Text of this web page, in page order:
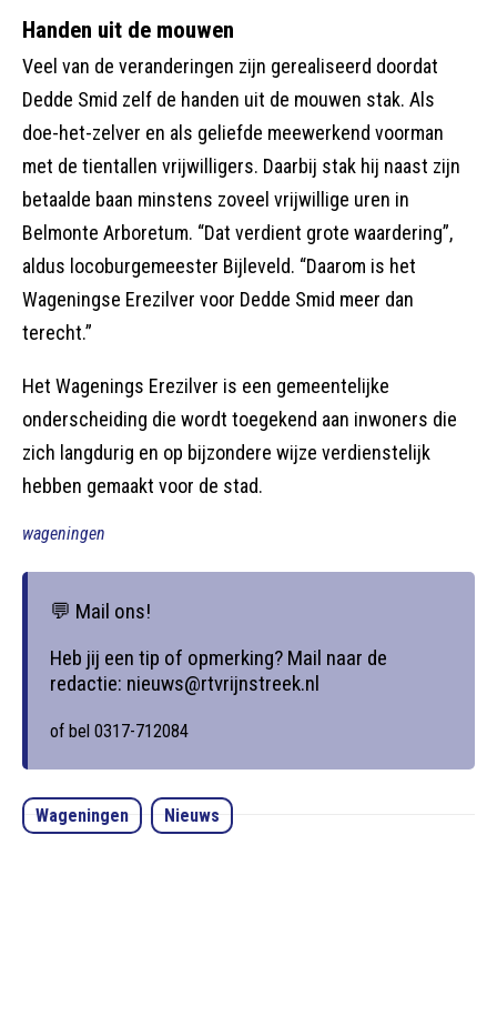
Handen uit de mouwen
Veel van de veranderingen zijn gerealiseerd doordat
Dedde Smid zelf de handen uit de mouwen stak. Als
doe-het-zelver en als geliefde meewerkend voorman
met de tientallen vrijwilligers. Daarbij stak hij naast zijn
betaalde baan minstens zoveel vrijwillige uren in
Belmonte Arboretum. “Dat verdient grote waardering”,
aldus locoburgemeester Bijleveld. “Daarom is het
Wageningse Erezilver voor Dedde Smid meer dan
terecht.”
Het Wagenings Erezilver is een gemeentelijke
onderscheiding die wordt toegekend aan inwoners die
zich langdurig en op bijzondere wijze verdienstelijk
hebben gemaakt voor de stad.
wageningen
💬 Mail ons!
Heb jij een tip of opmerking? Mail naar de
redactie: nieuws@rtvrijnstreek.nl
of bel 0317-712084
Wageningen Nieuws